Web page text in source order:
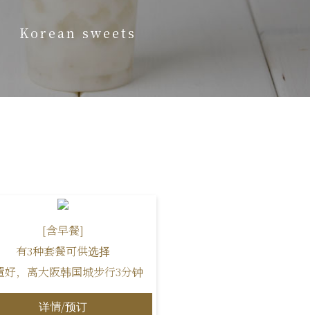
Korean sweets
[含早餐]
有3种套餐可供选择
好，离大阪韩国城步行3分钟
详情/预订